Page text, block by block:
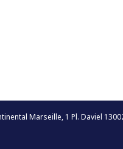
Marseille, 1 Pl. Daviel